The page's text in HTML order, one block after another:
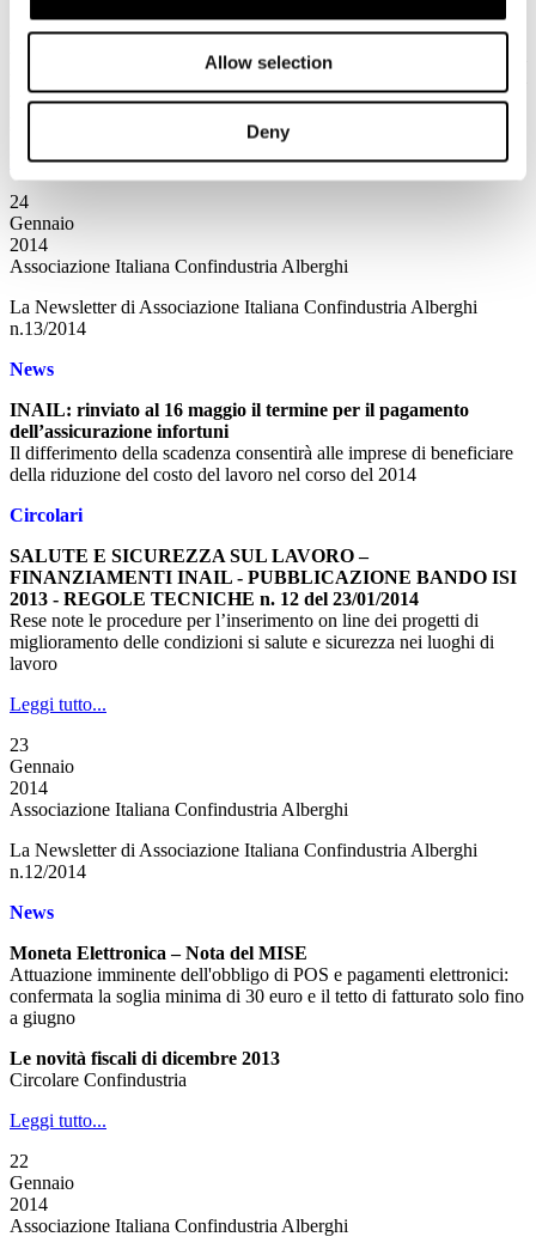
Allow selection
Deny
Nell’attuale panorama turistico l’universo delle reviews ha assunto
un ruolo sempre maggiore. Le Aziende del settore necessitano di
utilizzo degli strumenti on-line in un’ottica di crescita e di sviluppo
Leggi tutto...
24
Gennaio
2014
Associazione Italiana Confindustria Alberghi
La Newsletter di Associazione Italiana Confindustria Alberghi
n.13/2014
News
INAIL: rinviato al 16 maggio il termine per il pagamento
dell’assicurazione infortuni
Il differimento della scadenza consentirà alle imprese di beneficiare
della riduzione del costo del lavoro nel corso del 2014
Circolari
SALUTE E SICUREZZA SUL LAVORO –
FINANZIAMENTI INAIL - PUBBLICAZIONE BANDO ISI
2013 - REGOLE TECNICHE n. 12 del 23/01/2014
Rese note le procedure per l’inserimento on line dei progetti di
miglioramento delle condizioni si salute e sicurezza nei luoghi di
lavoro
Leggi tutto...
23
Gennaio
2014
Associazione Italiana Confindustria Alberghi
La Newsletter di Associazione Italiana Confindustria Alberghi
n.12/2014
News
Moneta Elettronica – Nota del MISE
Attuazione imminente dell'obbligo di POS e pagamenti elettronici:
confermata la soglia minima di 30 euro e il tetto di fatturato solo fino
a giugno
Le novità fiscali di dicembre 2013
Circolare Confindustria
Leggi tutto...
22
Gennaio
2014
Associazione Italiana Confindustria Alberghi